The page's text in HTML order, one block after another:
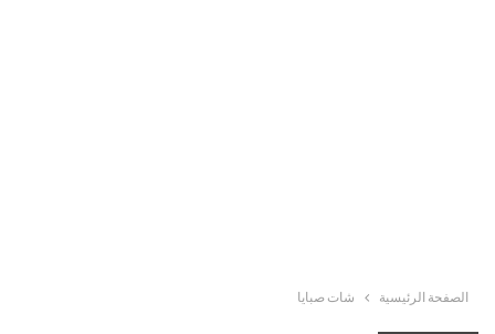
الصفحة الرئيسية شات صبايا